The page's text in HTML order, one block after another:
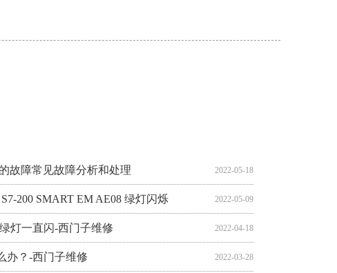
转异常维修 上电时嗡嗡 转动时不会响
M440 DP通讯板上绿灯闪怎么办？
2022-05-18
故障常见故障分析和处理
2022-05-09
200 SMART EM AE08 绿灯闪烁
2022-04-18
灯一直闪-西门子维修
2022-03-28
办？-西门子维修
抖动报警怎么办？-西门子维修
？-西门子维修
补偿问题-西门子维修
频器RDY亮红灯 SF红灯亮 怎么办？
门子变频器进行故障诊断？-西门子维修